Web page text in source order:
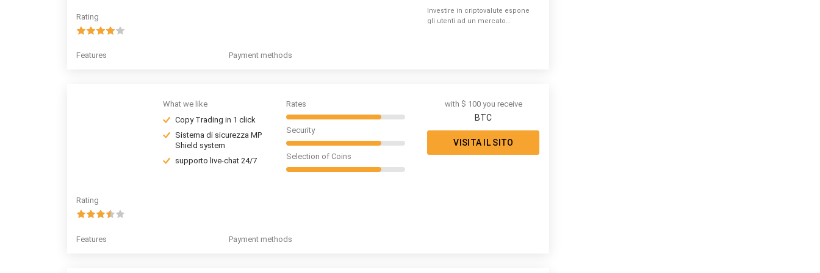
Rating
Features Payment methods
Investire in criptovalute espone
gli utenti ad un mercato
Rating
What we like
Copy Trading in 1 click
Sistema di sicurezza MP
Shield system
supporto live-chat 24/7
Rates
Security
Selection of Coins
Features Payment methods
with $ 100 you receive
BTC
VISITA IL SITO